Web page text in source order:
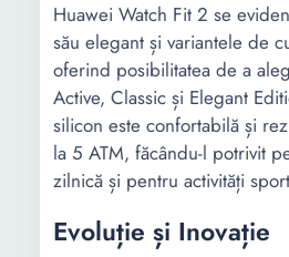
Huawei Watch Fit 2 se
său elegant și variantele de
oferind posibilitatea de a
Active, Classic și Elegant
silicon este confortabilă și
la 5 ATM, făcându-l potrivit
zilnică și pentru activități
Evoluție și Inovație